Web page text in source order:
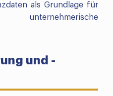
als Grundlage für
und -